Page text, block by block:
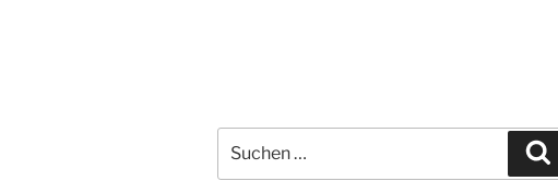
nach: